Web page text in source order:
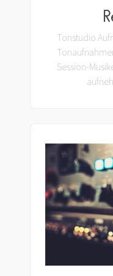
Tonstudio
Session-